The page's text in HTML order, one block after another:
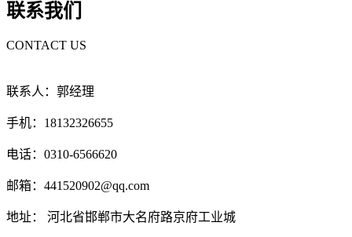
联系我们
CONTACT US
联系人：郭经理
手机：18132326655
电话：0310-6566620
邮箱：441520902@qq.com
地址： 河北省邯郸市大名府路京府工业城